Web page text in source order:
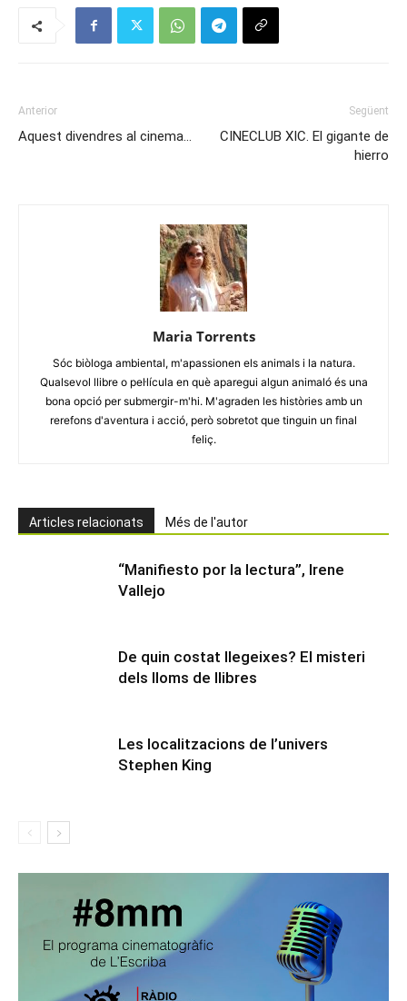
Anterior
Aquest divendres al cinema…
Següent
CINECLUB XIC. El gigante de
hierro
Maria Torrents
Sóc biòloga ambiental, m'apassionen els animals i la natura.
Qualsevol llibre o pel·lícula en què aparegui algun animaló és una
bona opció per submergir-m'hi. M'agraden les històries amb un
rerefons d'aventura i acció, però sobretot que tinguin un final
feliç.
Articles relacionats Més de l'autor
“Manifiesto por la lectura”, Irene
Vallejo
De quin costat llegeixes? El misteri
dels lloms de llibres
Les localitzacions de l’univers
Stephen King